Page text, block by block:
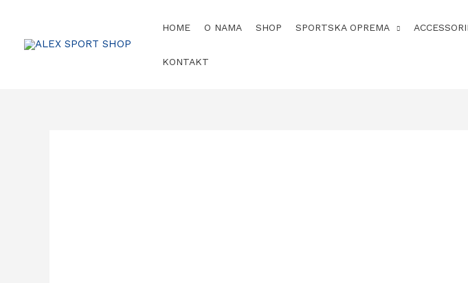
HOME O NAMA SHOP SPORTSKA OPREMA
KONTAKT